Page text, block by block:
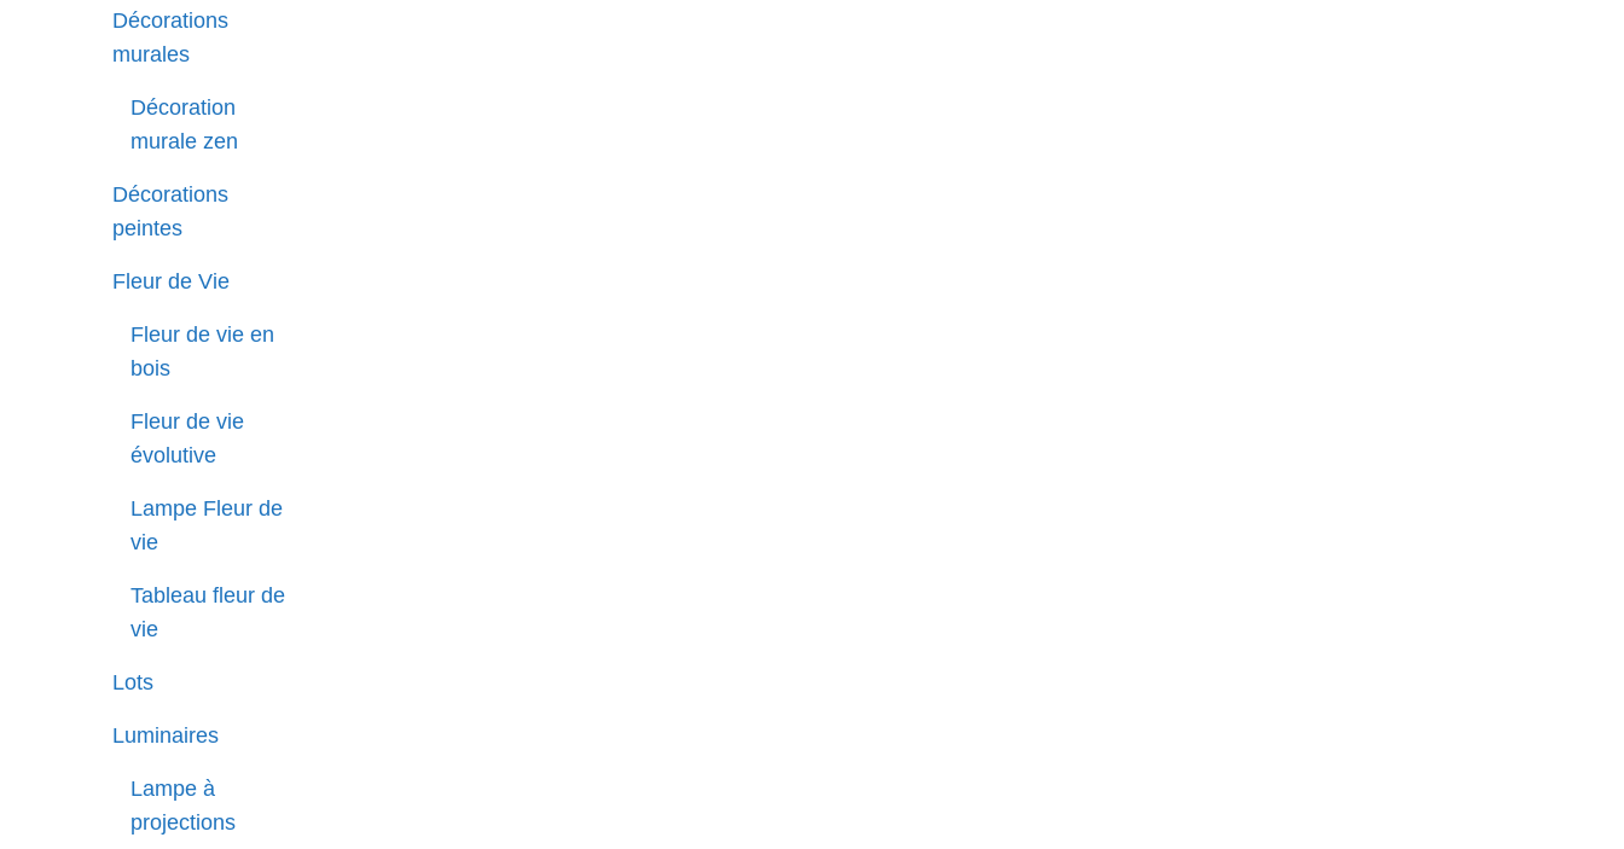
Décorations
murales
Décoration
murale zen
Décorations
peintes
Fleur de Vie
Fleur de vie en
bois
Fleur de vie
évolutive
Lampe Fleur de
vie
Tableau fleur de
vie
Lots
Luminaires
Lampe à
projections